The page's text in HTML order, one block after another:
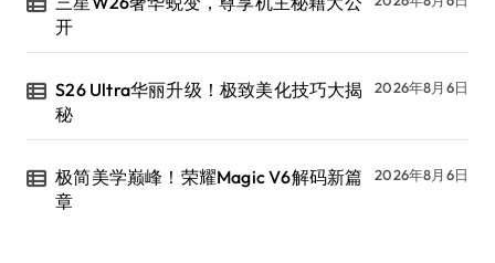
开
S26 Ultra华丽升级！极致美化技巧大揭
秘
2026年8月6日
极简美学巅峰！荣耀Magic V6解码新篇
章
2026年8月6日